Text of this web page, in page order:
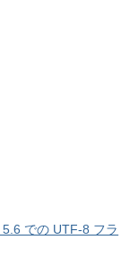
での UTF-8 フラ